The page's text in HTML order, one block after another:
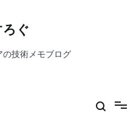
ろぐ
の技術メモブログ